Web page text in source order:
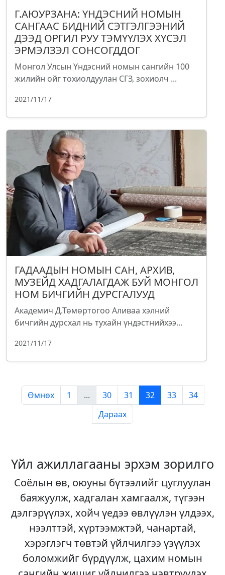
Г.АЮУРЗАНА: ҮНДЭСНИЙ НОМЫН
САНГААС БИДНИЙ СЭТГЭЛГЭЭНИЙ
ДЭЭД ОРГИЛ РУУ ТЭМҮҮЛЭХ ХҮСЭЛ
ЭРМЭЛЗЭЛ СОНСОГДДОГ
Монгол Улсын Үндэсний номын сангийн 100
жилийн ойг тохиолдуулан СГЗ, зохиолч ...
2021/11/17
ГАДААДЫН НОМЫН САН, АРХИВ,
МУЗЕЙД ХАДГАЛАГДАЖ БУЙ МОНГОЛ
НОМ БИЧГИЙН ДУРСГАЛУУД
Академич Д.Төмөртогоо Аливаа хэлний
бичгийн дурсхал нь тухайн үндэстнийхээ...
2021/11/17
Өмнөх 1 ... 30 31 32 33
34
Дараах
Үйл ажиллагааны эрхэм зорилго
Соёлын өв, оюуны бүтээлийг цуглуулан
баяжуулж, хадгалан хамгаалж, түгээн
дэлгэрүүлэх, хойч үедээ өвлүүлэн үлдээх,
нээлттэй, хүртээмжтэй, чанартай,
хэрэглэгч төвтэй үйлчилгээ үзүүлэх
боломжийг бүрдүүлж, цахим номын